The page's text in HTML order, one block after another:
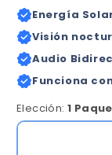
Energía
Visión
Audio
Funciona
Elección: 1